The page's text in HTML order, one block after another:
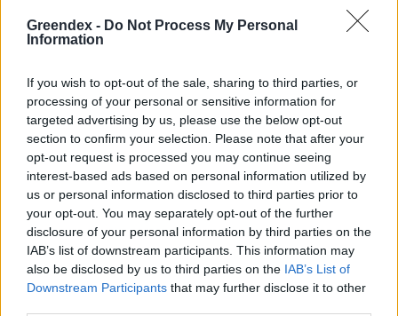
Greendex - Do Not Process My Personal
Information
If you wish to opt-out of the sale, sharing to third parties, or
processing of your personal or sensitive information for
targeted advertising by us, please use the below opt-out
section to confirm your selection. Please note that after your
opt-out request is processed you may continue seeing
interest-based ads based on personal information utilized by
us or personal information disclosed to third parties prior to
your opt-out. You may separately opt-out of the further
disclosure of your personal information by third parties on the
IAB’s list of downstream participants. This information may
also be disclosed by us to third parties on the IAB’s List of
Downstream Participants that may further disclose it to other
Pár éven belül
szivacsvárosokká kellene
alakítanunk a településeinket –
Podcast
PODCAST Novák Zsombor 2 perc